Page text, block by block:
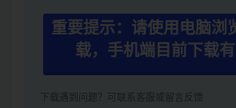
重要提示：请使用电脑浏
载，手机端目前下载有
下载遇到问题？可联系客服或留言反馈